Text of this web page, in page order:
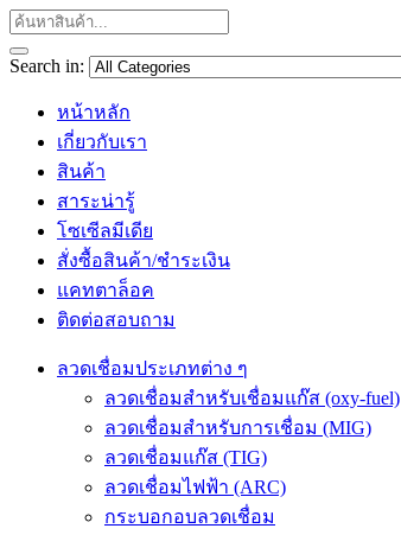
Search in:
หน้าหลัก
เกี่ยวกับเรา
สินค้า
สาระน่ารู้
โซเซีลมีเดีย
สั่งซื้อสินค้า/ชำระเงิน
แคทตาล็อค
ติดต่อสอบถาม
ลวดเชื่อมประเภทต่าง ๆ
ลวดเชื่อมสำหรับเชื่อมแก๊ส (oxy-fuel)
ลวดเชื่อมสำหรับการเชื่อม (MIG)
ลวดเชื่อมแก๊ส (TIG)
ลวดเชื่อมไฟฟ้า (ARC)
กระบอกอบลวดเชื่อม